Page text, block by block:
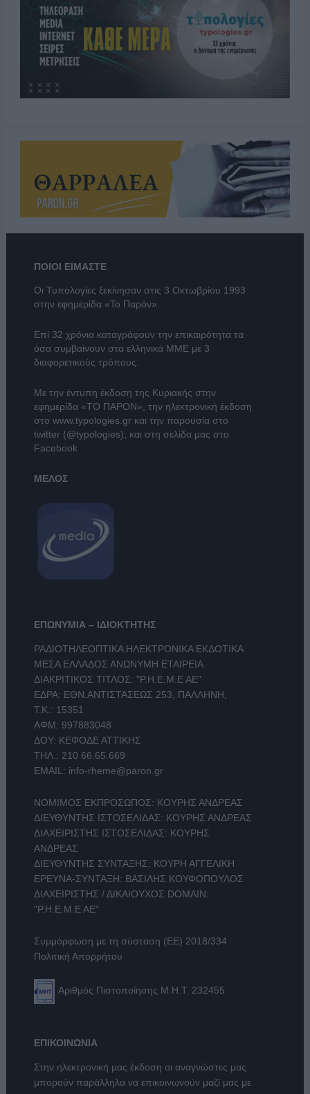
ΠΟΙΟΙ ΕΙΜΑΣΤΕ
Οι Τυπολογίες ξεκίνησαν στις 3 Οκτωβρίου 1993
στην εφημερίδα «Το Παρόν».
Επί 32 χρόνια καταγράφουν την επικαιρότητα τα
όσα συμβαίνουν στα ελληνικά ΜΜΕ με 3
διαφορετικούς τρόπους.
Με την έντυπη έκδοση της Κυριακής στην
εφημερίδα «ΤΟ ΠΑΡΟΝ» , την ηλεκτρονική έκδοση
στο www.typologies.grκαι την παρουσία στο
twitter (@typologies) , και στη σελίδα μας στο
Facebook
ΜΕΛΟΣ
ΕΠΩΝΥΜΙΑ – ΙΔΙΟΚΤΗΤΗΣ
ΡΑΔΙΟΤΗΛΕΟΠΤΙΚΑ ΗΛΕΚΤΡΟΝΙΚΑ ΕΚΔΟΤΙΚΑ
ΜΕΣΑ ΕΛΛΑΔΟΣ ΑΝΩΝΥΜΗ ΕΤΑΙΡΕΙΑ
ΔΙΑΚΡΙΤΙΚΟΣ ΤΙΤΛΟΣ: "Ρ.Η.Ε.Μ.Ε ΑΕ"
ΕΔΡΑ: ΕΘΝ.ΑΝΤΙΣΤΑΣΕΩΣ 253, ΠΑΛΛΗΝΗ,
Τ.Κ.: 15351
ΑΦΜ: 997883048
ΔΟΥ: ΚΕΦΟΔΕ ΑΤΤΙΚΗΣ
ΤΗΛ.: 210 66.65.669
EMAIL: info-rheme@paron.gr
ΝΟΜΙΜΟΣ ΕΚΠΡΟΣΩΠΟΣ: ΚΟΥΡΗΣ ΑΝΔΡΕΑΣ
ΔΙΕΥΘΥΝΤΗΣ ΙΣΤΟΣΕΛΙΔΑΣ: ΚΟΥΡΗΣ ΑΝΔΡΕΑΣ
ΔΙΑΧΕΙΡΙΣΤΗΣ ΙΣΤΟΣΕΛΙΔΑΣ: ΚΟΥΡΗΣ
ΑΝΔΡΕΑΣ
ΔΙΕΥΘΥΝΤΗΣ ΣΥΝΤΑΞΗΣ: ΚΟΥΡΗ ΑΓΓΕΛΙΚΗ
ΕΡΕΥΝΑ-ΣΥΝΤΑΞΗ: ΒΑΣΙΛΗΣ ΚΟΥΦΟΠΟΥΛΟΣ
ΔΙΑΧΕΙΡΙΣΤΗΣ / ΔΙΚΑΙΟΥΧΟΣ DOMAIN:
"Ρ.Η.Ε.Μ.Ε ΑΕ"
Συμμόρφωση με τη σύσταση (ΕΕ) 2018/334
Πολιτική Απορρήτου
Αριθμός Πιστοποίησης Μ.Η.Τ. 232455
ΕΠΙΚΟΙΝΩΝΙΑ
Στην ηλεκτρονική μας έκδοση οι αναγνώστες μας
μπορούν παράλληλα να επικοινωνούν μαζί μας με